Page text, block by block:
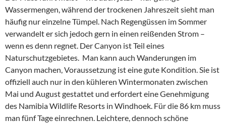
Wassermengen, während der trockenen Jahreszeit sieht man
häufig nur einzelne Tümpel. Nach Regengüssen im Sommer
verwandelt er sich jedoch gern in einen reißenden Strom –
wenn es denn regnet. Der Canyon ist Teil eines
Naturschutzgebietes. Man kann auch Wanderungen im
Canyon machen, Voraussetzung ist eine gute Kondition. Sie ist
offiziell auch nur in den kühleren Wintermonaten zwischen
Mai und August gestattet und erfordert eine Genehmigung
des Namibia Wildlife Resorts in Windhoek. Für die 86 km muss
man fünf Tage einrechnen. Leichtere, dennoch schöne